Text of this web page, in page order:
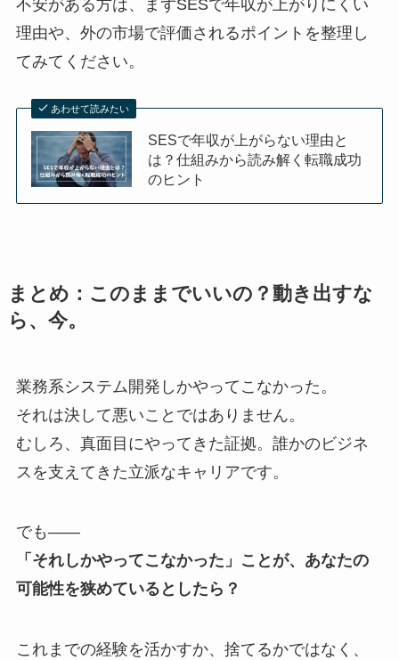
不安がある方は、まずSESで年収が上がりにくい
理由や、外の市場で評価されるポイントを整理し
てみてください。
あわせて読みたい
SESで年収が上がらない理由と
は？仕組みから読み解く転職成功
のヒント
まとめ：このままでいいの？動き出すな
ら、今。
業務系システム開発しかやってこなかった。
それは決して悪いことではありません。
むしろ、真面目にやってきた証拠。誰かのビジネ
スを支えてきた立派なキャリアです。
でも――
「それしかやってこなかった」ことが、あなたの
可能性を狭めているとしたら？
これまでの経験を活かすか、捨てるかではなく、